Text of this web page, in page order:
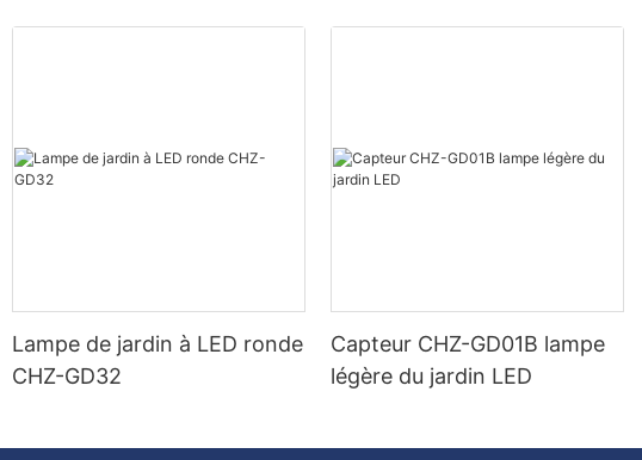
Lampe de jardin à LED ronde
CHZ-GD32
Capteur CHZ-GD01B lampe
légère du jardin LED